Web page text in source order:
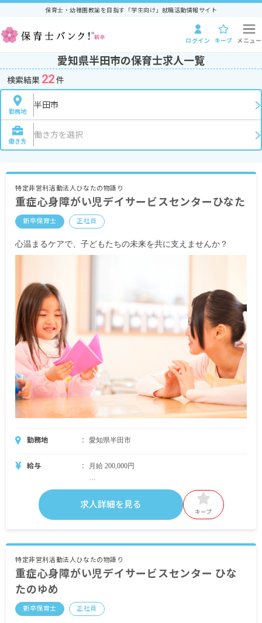
保育士・幼稚園教諭を目指す「学生向け」就職活動情報サイト
ログイン キープ メニュー
愛知県半田市の保育士求人一覧
検索結果 22件
勤務地
半田市
働き方
働き方を選択
特定非営利活動法人ひなたの物語り
重症心身障がい児デイサービスセンターひなた
新卒保育士 正社員
心温まるケアで、子どもたちの未来を共に支えませんか？
勤務地 愛知県半田市
給与 月給 200,000円
・月給内訳
185,000円
職能手当 5,000円
交通費実費支給 上限あり 月額21,000円
賞与金額
計 2.50ヶ月分（前年度実績）））
求人詳細を見る
キープ
特定非営利活動法人ひなたの物語り
重症心身障がい児デイサービスセンター ひな
たのゆめ
新卒保育士 正社員